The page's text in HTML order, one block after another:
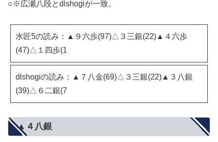
○※広瀬八段とdlshogiが一致。
水匠5の読み：▲９六歩(97)△３三銀(22)▲４六歩
(47)△１四歩(1
dlshogiの読み：▲７八金(69)△３三銀(22)▲３八銀
(39)△６二銀(7
▲４八銀